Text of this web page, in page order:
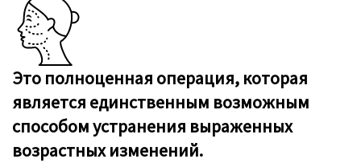
Это полноценная операция, которая
является единственным возможным
способом устранения выраженных
возрастных изменений.